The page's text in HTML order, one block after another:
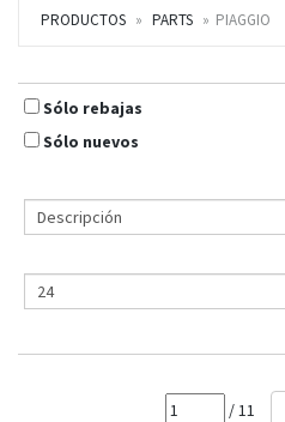
PRODUCTOS PARTS PIAGGIO
Sólo rebajas
Sólo nuevos
/ 11